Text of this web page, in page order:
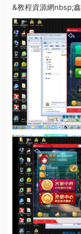
&教程資源網nbsp;鑫